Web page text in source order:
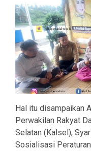
Hal itu disampaikan
Perwakilan Rakyat
Selatan (Kalsel),
Sosialisasi